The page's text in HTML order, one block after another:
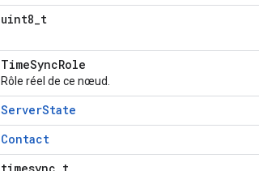
uint8_t
TimeSyncRole
Rôle réel de ce nœud.
ServerState
Contact